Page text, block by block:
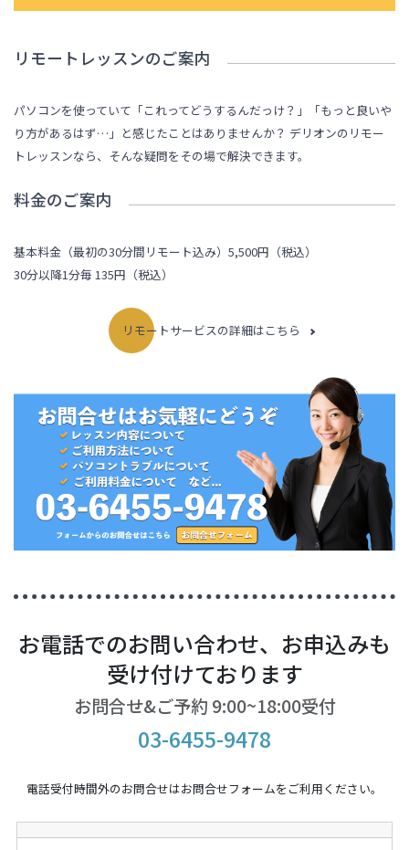
リモートレッスンのご案内
パソコンを使っていて「これってどうするんだっけ？」「もっと良いや
り方があるはず…」と感じたことはありませんか？ デリオンのリモー
トレッスンなら、そんな疑問をその場で解決できます。
料金のご案内
基本料金（最初の30分間リモート込み）5,500円（税込）
30分以降1分毎 135円（税込）
リモートサービスの詳細はこちら
お電話でのお問い合わせ、お申込みも
受け付けております
お問合せ&ご予約 9:00~18:00受付
03-6455-9478
電話受付時間外のお問合せはお問合せフォームをご利用ください。